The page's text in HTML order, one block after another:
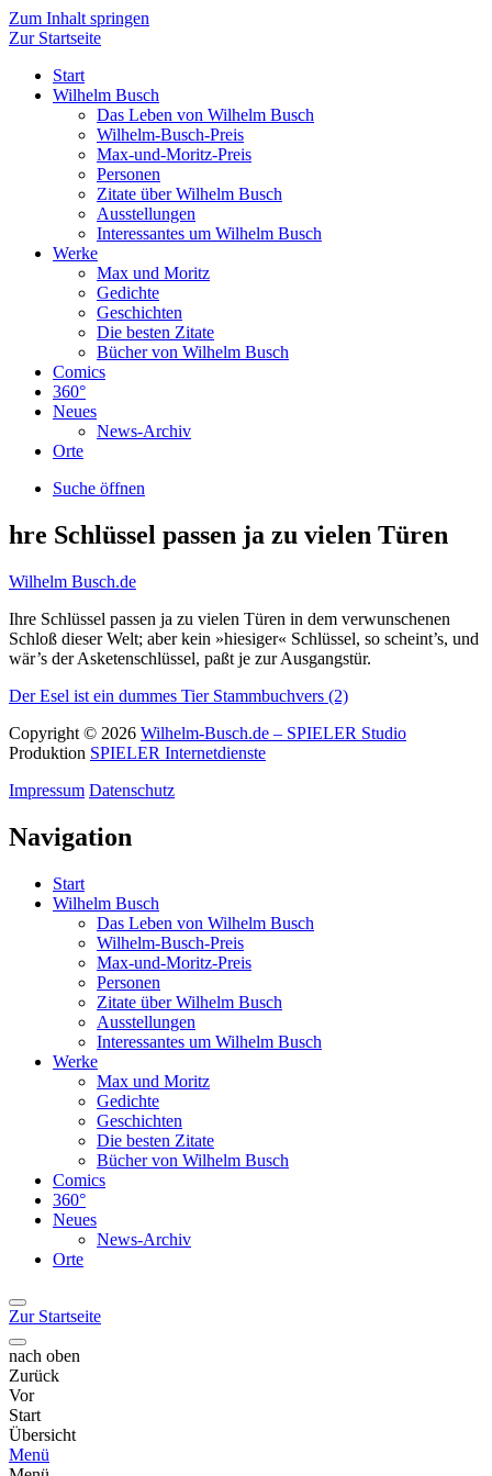
Zum Inhalt springen
Zur Startseite
Start
Wilhelm Busch
Das Leben von Wilhelm Busch
Wilhelm-Busch-Preis
Max-und-Moritz-Preis
Personen
Zitate über Wilhelm Busch
Ausstellungen
Interessantes um Wilhelm Busch
Werke
Max und Moritz
Gedichte
Geschichten
Die besten Zitate
Bücher von Wilhelm Busch
Comics
360°
Neues
News-Archiv
Orte
Suche öffnen
hre Schlüssel passen ja zu vielen Türen
Wilhelm Busch.de
Ihre Schlüssel passen ja zu vielen Türen in dem verwunschenen
Schloß dieser Welt; aber kein »hiesiger« Schlüssel, so scheint’s, und
wär’s der Asketenschlüssel, paßt je zur Ausgangstür.
Der Esel ist ein dummes Tier Stammbuchvers (2)
Copyright © 2026 Wilhelm-Busch.de – SPIELER Studio
Produktion SPIELER Internetdienste
Impressum Datenschutz
Navigation
Start
Wilhelm Busch
Das Leben von Wilhelm Busch
Wilhelm-Busch-Preis
Max-und-Moritz-Preis
Personen
Zitate über Wilhelm Busch
Ausstellungen
Interessantes um Wilhelm Busch
Werke
Max und Moritz
Gedichte
Geschichten
Die besten Zitate
Bücher von Wilhelm Busch
Comics
360°
Neues
News-Archiv
Orte
Zur Startseite
nach oben
Zurück
Vor
Start
Übersicht
Menü